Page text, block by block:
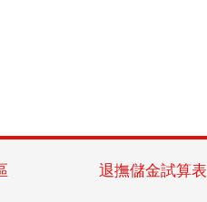
退撫儲金試算表